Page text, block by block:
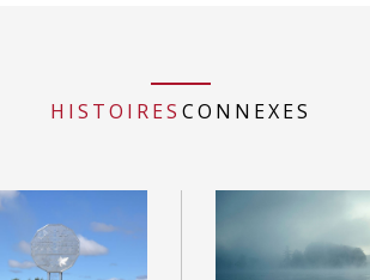
HISTOIRES CONNEXES